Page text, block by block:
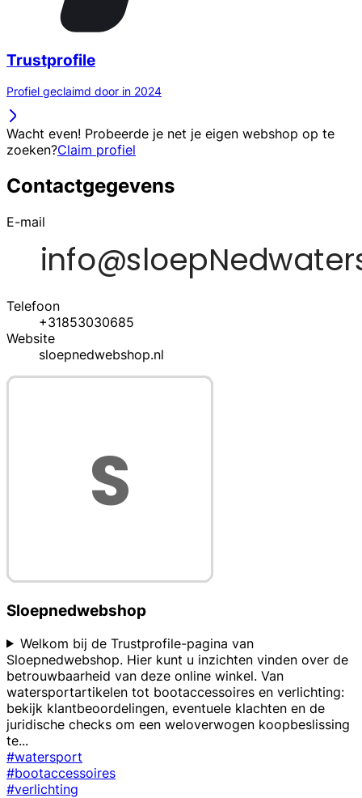
Trustprofile
Profiel geclaimd door in 2024
Wacht even! Probeerde je net je eigen webshop op te
zoeken?Claim profiel
Contactgegevens
E-mail
Telefoon
+31853030685
Website
sloepnedwebshop.nl
Sloepnedwebshop
Welkom bij de Trustprofile-pagina van
Sloepnedwebshop. Hier kunt u inzichten vinden over de
betrouwbaarheid van deze online winkel. Van
watersportartikelen tot bootaccessoires en verlichting:
bekijk klantbeoordelingen, eventuele klachten en de
juridische checks om een weloverwogen koopbeslissing
te...
#watersport
#bootaccessoires
#verlichting